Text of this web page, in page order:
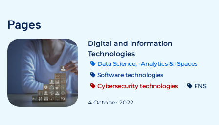
Pages
Digital and Information
Technologies
Data Science, -Analytics & -Spaces
Software technologies
Cybersecurity technologies
FNS
4 October 2022